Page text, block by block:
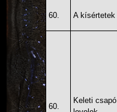
60. A kísértetek
60.
Keleti csapó